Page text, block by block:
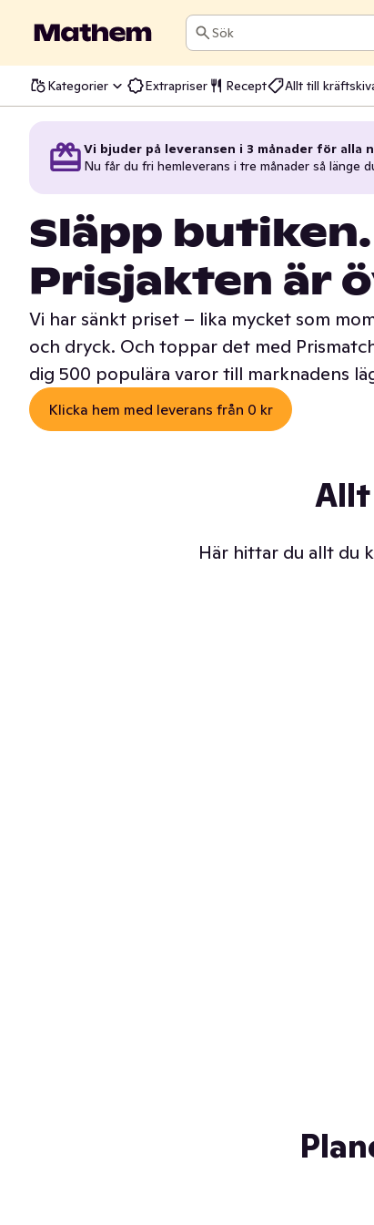
Sök
Kategorier Extrapriser Recept Allt till
Vi bjuder på leveransen i 3 månader för
Nu får du fri hemleverans i tre månader så länge
Släpp butiken.
Prisjakten är
Vi har sänkt priset – lika mycket som
och dryck. Och toppar det med
dig 500 populära varor till marknadens
Klicka hem med leverans från 0 kr
Här hittar du allt du